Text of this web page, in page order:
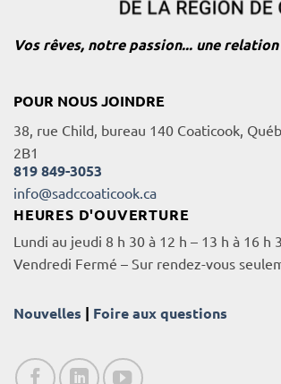
Vos rêves, notre passion... une
POUR NOUS JOINDRE
38, rue Child, bureau 140 Coaticook,
2B1
819 849-3053
info@sadccoaticook.ca
HEURES D'OUVERTURE
Lundi au jeudi 8 h 30 à 12 h – 13 h à 16 h
Vendredi Fermé – Sur rendez-vous
Nouvelles | Foire aux questions